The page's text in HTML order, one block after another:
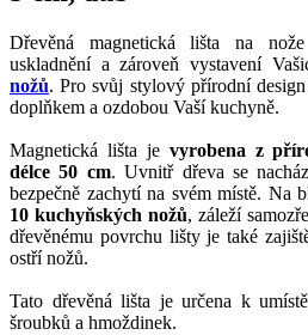
Dřevěná magnetická lišta na
uskladnění a zároveň vystavení
nožů. Pro svůj stylový přírodní
doplňkem a ozdobou Vaší kuchyně.
Magnetická lišta je vyrobena z
délce 50 cm. Uvnitř dřeva se
bezpečně zachytí na svém místě. Na
10 kuchyňských nožů, záleží
dřevěnému povrchu lišty je také
ostří nožů.
Tato dřevěná lišta je určena k
šroubků a hmoždinek.